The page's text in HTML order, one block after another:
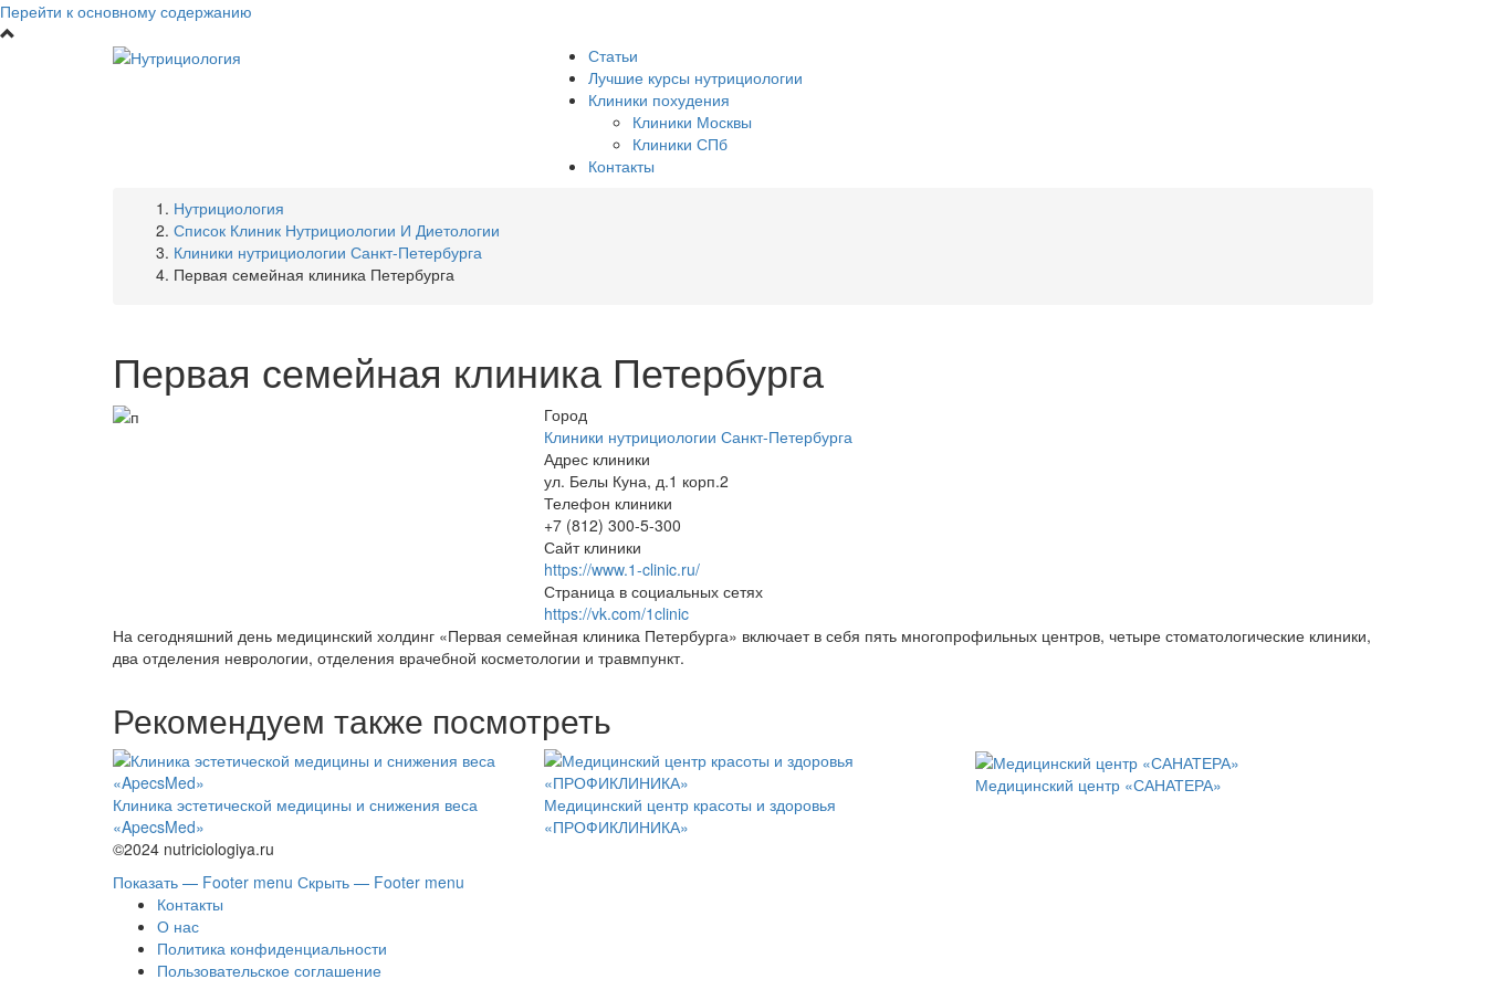
Перейти к основному содержанию
Статьи
Лучшие курсы нутрициологии
Клиники похудения
Клиники Москвы
Клиники СПб
Контакты
Нутрициология
Список Клиник Нутрициологии И Диетологии
Клиники нутрициологии Санкт-Петербурга
Первая семейная клиника Петербурга
Первая семейная клиника Петербурга
Город
Клиники нутрициологии Санкт-Петербурга
Адрес клиники
ул. Белы Куна, д.1 корп.2
Телефон клиники
+7 (812) 300-5-300
Сайт клиники
https://www.1-clinic.ru/
Страница в социальных сетях
https://vk.com/1clinic
На сегодняшний день медицинский холдинг «Первая семейная клиника Петербурга» включает в себя пять многопрофильных центров, четыре стоматологические клиники,
два отделения неврологии, отделения врачебной косметологии и травмпункт.
Рекомендуем также посмотреть
Клиника эстетической медицины и снижения веса
«ApecsMed»
Медицинский центр красоты и здоровья
«ПРОФИКЛИНИКА»
Медицинский центр «САНАТЕРА»
©2024 nutriciologiya.ru
Показать — Footer menu Скрыть — Footer menu
Контакты
О нас
Политика конфиденциальности
Пользовательское соглашение